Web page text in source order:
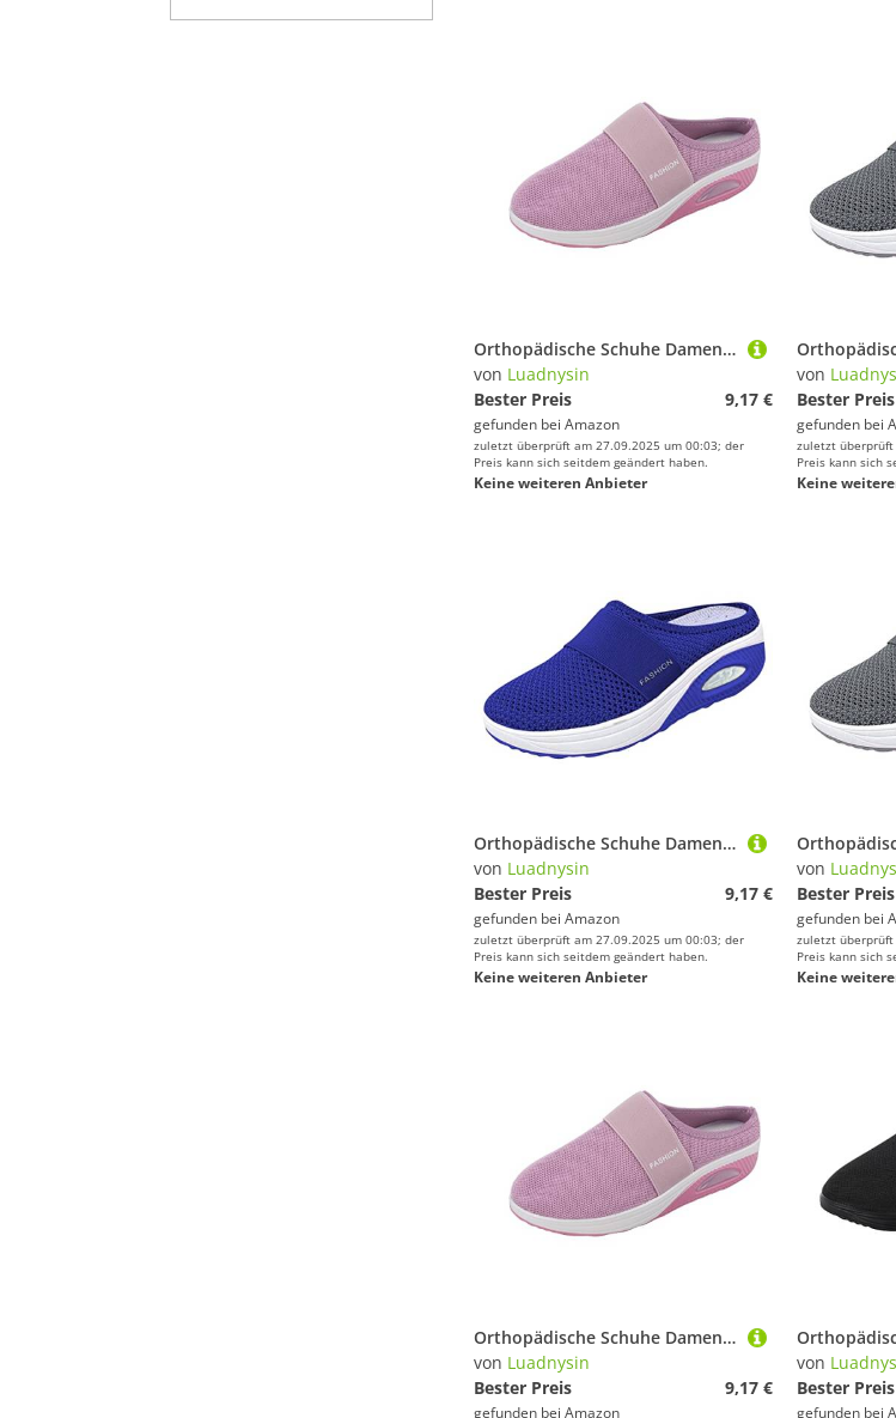
Orthopädische Schuhe Damen Air Cushion Diabetiker Schuhe Mit Luftkissen Lässige Slip On Walkingschuhe Sandalen Wmshoes Nettjade Joggingschuhe Laufschuhe Sportschuhe Turnschuhe Sneaker Damen
von Luadnysin
Bester Preis
9,17 €
gefunden bei Amazon
zuletzt überprüft am 27.09.2025 um 00:03; der
Preis kann sich seitdem geändert haben.
Keine weiteren Anbieter
von
Bester Preis
gefunden bei
zuletzt überprüft
Preis kann sich
Keine
Orthopädische Schuhe Damen Air Cushion Diabetiker Schuhe Mit Luftkissen Lässige Slip On Walkingschuhe Sandalen Wmshoes Nettjade Joggingschuhe Laufschuhe Sportschuhe Turnschuhe Sneaker Damen
von Luadnysin
Bester Preis
9,17 €
gefunden bei Amazon
zuletzt überprüft am 27.09.2025 um 00:03; der
Preis kann sich seitdem geändert haben.
Keine weiteren Anbieter
von
Bester Preis
gefunden bei
zuletzt überprüft
Preis kann sich
Keine
Orthopädische Schuhe Damen Air Cushion Diabetiker Schuhe Mit Luftkissen Lässige Slip On Walkingschuhe Sandalen Wmshoes Nettjade Joggingschuhe Laufschuhe Sportschuhe Turnschuhe Sneaker Damen
von Luadnysin
Bester Preis
9,17 €
gefunden bei Amazon
von
Bester Preis
gefunden bei